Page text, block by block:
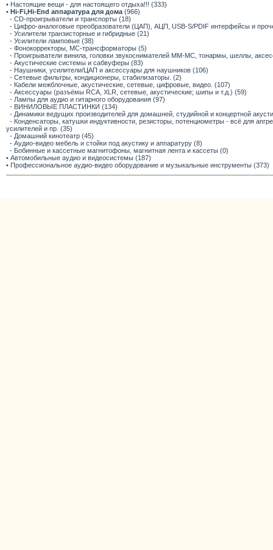
• Настоящие вещи - для настоящего отдыха!!! (333)
• Hi-Fi,Hi-End аппаратура для дома (966)
- CD-проигрыватели и транспорты (18)
- Цифро-аналоговые преобразователи (ЦАП), АЦП, USB-S/PDIF интерфейсы и
- Усилители транзисторные и гибридные (21)
- Усилители ламповые (38)
- Фонокорректоры, МС-трансформаторы (5)
- Проигрыватели винила, головки звукоснимателей ММ-МС, тонармы, шеллы,
- Акустические системы и сабвуферы (83)
- Наушники, усилители/ЦАП и аксессуары для наушников (106)
- Сетевые фильтры, кондиционеры, стабилизаторы. (2)
- Кабели межблочные, акустические, сетевые, цифровые, видео. (107)
- Аксессуары (разъёмы RCA, XLR, сетевые, акустические; шипы и т.д.) (59)
- Лампы для аудио и гитарного оборудования (97)
- ВИНИЛОВЫЕ ПЛАСТИНКИ (134)
- Динамики ведущих производителей для домашней, студийной и концертной
- Конденсаторы, катушки индуктивности, резисторы, потенциометры - всё для
усилителей и пр. (35)
- Домашний кинотеатр (45)
- Аудио-видео мебель и стойки под акустику и аппаратуру (8)
- Бобинные и кассетные магнитофоны, магнитная лента и кассеты (0)
• Автомобильные аудио и видеосистемы (187)
• Профессиональное аудио-видео оборудование и музыкальные инструменты (373)